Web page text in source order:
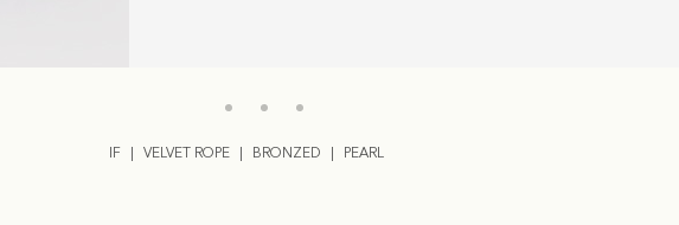
IF VELVET ROPE BRONZED PEARL